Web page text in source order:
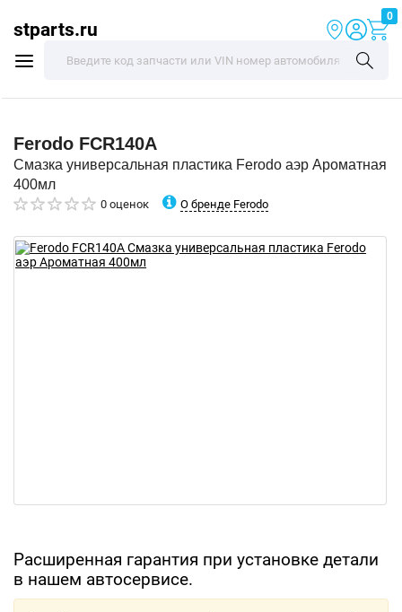
stparts.ru
0
Ferodo FCR140A
Смазка универсальная пластика Ferodo аэр Ароматная
400мл
0 оценок О бренде Ferodo
Расширенная гарантия при установке детали
в нашем автосервисе.